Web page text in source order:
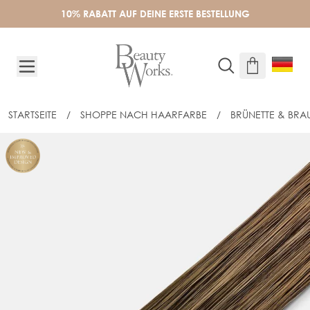
10% RABATT AUF DEINE ERSTE BESTELLUNG
STARTSEITE / SHOPPE NACH HAARFARBE / BRÜNETTE &
40CM INVISI® TAPE EXTENSIONS -